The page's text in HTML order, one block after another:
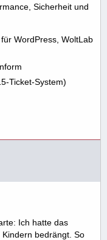
Sicherheit und
WordPress, WoltLab
Ticket-System)
Ich hatte das
bedrängt. So